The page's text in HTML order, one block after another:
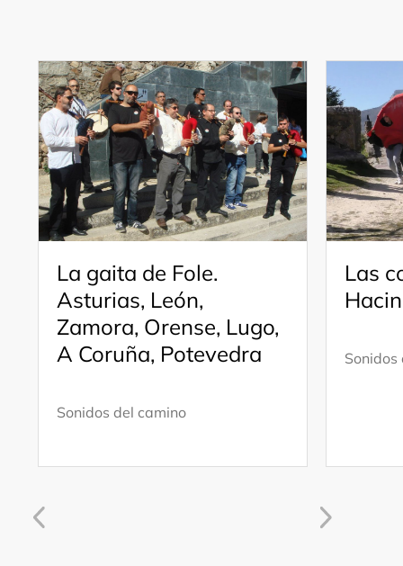
La gaita de Fole.
Asturias, León,
Zamora, Orense, Lugo,
A Coruña, Potevedra
Sonidos del camino
Las
Sonidos